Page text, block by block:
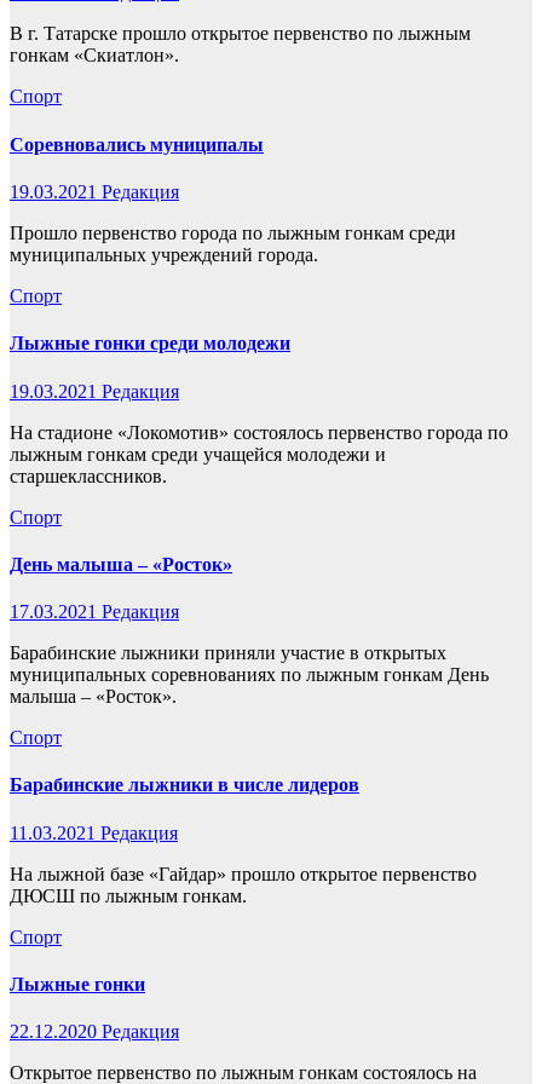
В г. Татарске прошло открытое первенство по лыжным
гонкам «Скиатлон».
Спорт
Соревновались муниципалы
19.03.2021 Редакция
Прошло первенство города по лыжным гонкам среди
муниципальных учреждений города.
Спорт
Лыжные гонки среди молодежи
19.03.2021 Редакция
На стадионе «Локомотив» состоялось первенство города по
лыжным гонкам среди учащейся молодежи и
старшеклассников.
Спорт
День малыша – «Росток»
17.03.2021 Редакция
Барабинские лыжники приняли участие в открытых
муниципальных соревнованиях по лыжным гонкам День
малыша – «Росток».
Спорт
Барабинские лыжники в числе лидеров
11.03.2021 Редакция
На лыжной базе «Гайдар» прошло открытое первенство
ДЮСШ по лыжным гонкам.
Спорт
Лыжные гонки
22.12.2020 Редакция
Открытое первенство по лыжным гонкам состоялось на